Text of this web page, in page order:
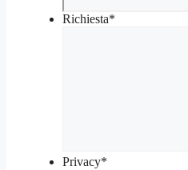
Richiesta*
Privacy*